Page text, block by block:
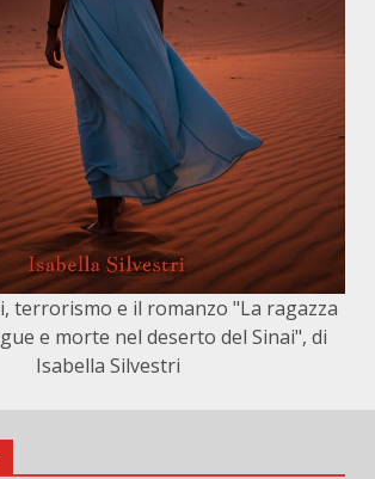
terrorismo e il romanzo "La ragazza
e morte nel deserto del Sinai", di
Isabella Silvestri